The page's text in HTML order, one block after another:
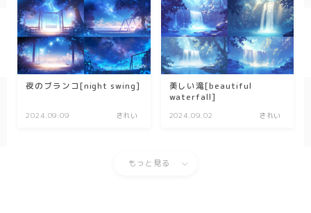
夜のブランコ[night swing]
2024.09.09 きれい
美しい滝[beautiful
waterfall]
2024.09.02 きれい
もっと見る